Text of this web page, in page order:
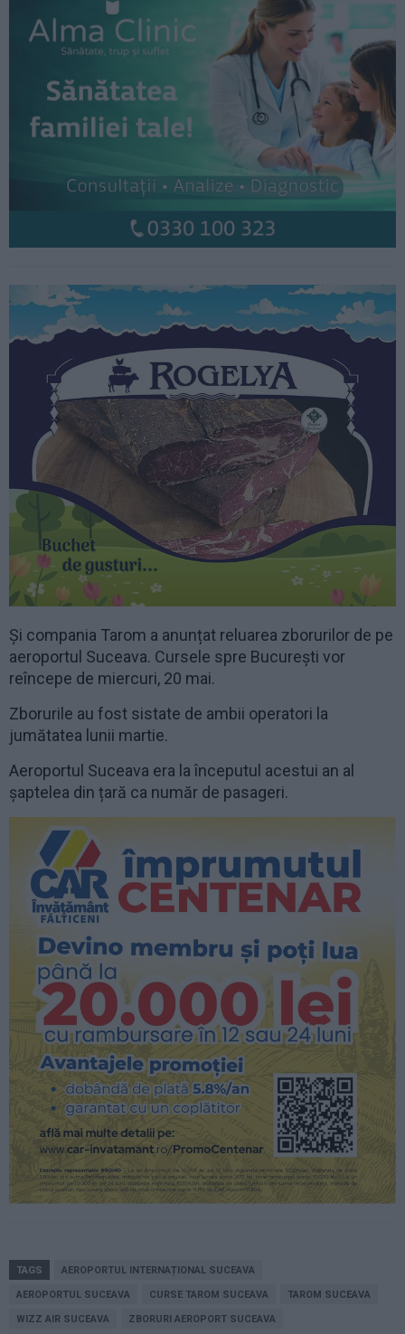
Și compania Tarom a anunțat reluarea zborurilor de pe
aeroportul Suceava. Cursele spre București vor
reîncepe de miercuri, 20 mai.
Zborurile au fost sistate de ambii operatori la
jumătatea lunii martie.
Aeroportul Suceava era la începutul acestui an al
șaptelea din țară ca număr de pasageri.
TAGS AEROPORTUL INTERNAȚIONAL SUCEAVA
AEROPORTUL SUCEAVA CURSE TAROM SUCEAVA TAROM SUCEAVA
WIZZ AIR SUCEAVA ZBORURI AEROPORT SUCEAVA